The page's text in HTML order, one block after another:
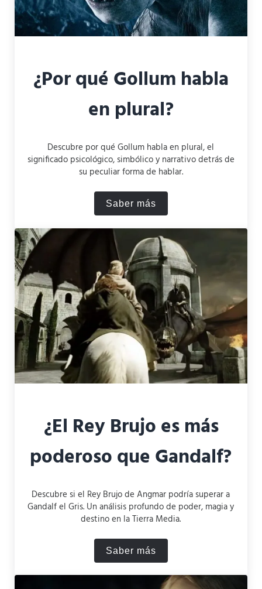
¿Por qué Gollum habla
en plural?
Descubre por qué Gollum habla en plural, el
significado psicológico, simbólico y narrativo detrás de
su peculiar forma de hablar.
Saber más¿Por qué Gollum habla en
¿El Rey Brujo es más
poderoso que Gandalf?
Descubre si el Rey Brujo de Angmar podría superar a
Gandalf el Gris. Un análisis profundo de poder, magia y
destino en la Tierra Media.
Saber más¿El Rey Brujo es más